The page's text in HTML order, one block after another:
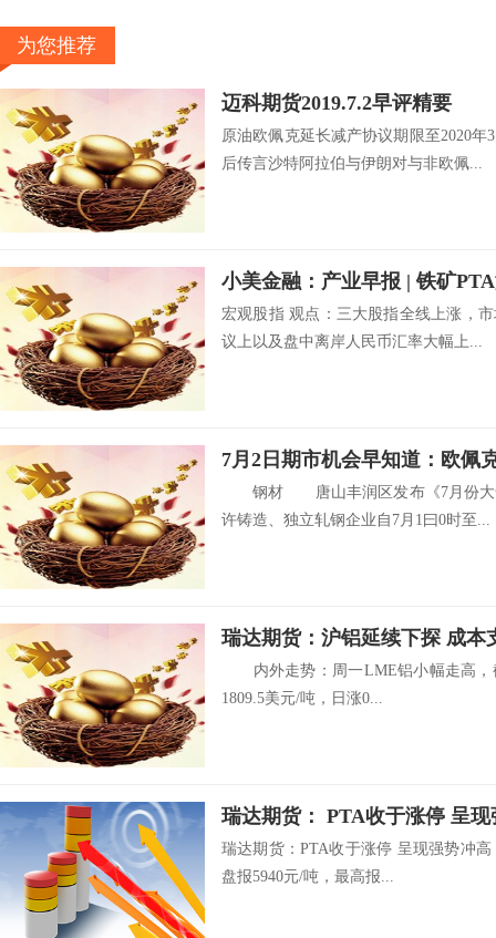
为您推荐
迈科期货2019.7.2早评精要
原油欧佩克延长减产协议期限至2020
后传言沙特阿拉伯与伊朗对与非欧佩...
宏观股指 观点：三大股指全线上涨，
议上以及盘中离岸人民币汇率大幅上...
钢材 唐山丰润区发布《7月份大气
许铸造、独立轧钢企业自7月1曰0时至...
瑞达期货：沪铝延续下探 成本
内外走势：周一LME铝小幅走高，
1809.5美元/吨，日涨0...
瑞达期货： PTA收于涨停 呈现
瑞达期货：PTA收于涨停 呈现强势冲
盘报5940元/吨，最高报...